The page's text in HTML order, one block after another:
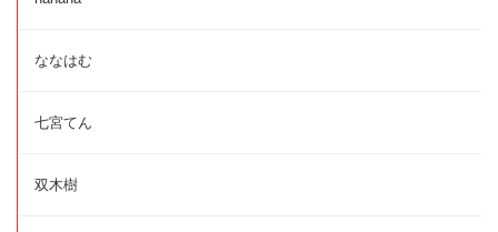
ななはむ
七宮てん
双木樹